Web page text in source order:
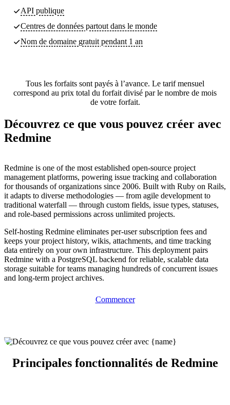
API publique
Centres de données partout dans le monde
Nom de domaine gratuit pendant 1 an
Tous les forfaits sont payés à l’avance. Le tarif mensuel
correspond au prix total du forfait divisé par le nombre de mois
de votre forfait.
Découvrez ce que vous pouvez créer avec
Redmine
Redmine is one of the most established open-source project
management platforms, powering issue tracking and collaboration
for thousands of organizations since 2006. Built with Ruby on Rails,
it adapts to diverse methodologies — from agile development to
traditional waterfall — through custom fields, issue types, statuses,
and role-based permissions across unlimited projects.
Self-hosting Redmine eliminates per-user subscription fees and
keeps your project history, wikis, attachments, and time tracking
data entirely on your own infrastructure. This deployment pairs
Redmine with a PostgreSQL backend for reliable, scalable data
storage suitable for teams managing hundreds of concurrent issues
and long-term project archives.
Commencer
Principales fonctionnalités de Redmine